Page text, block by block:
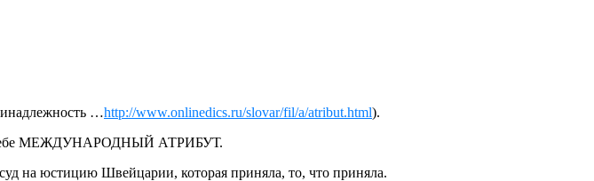
…http://www.onlinedics.ru/slovar/fil/a/atribut.html).
себе МЕЖДУНАРОДНЫЙ АТРИБУТ.
на юстицию Швейцарии, которая приняла, то, что приняла.